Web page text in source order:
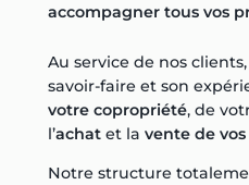
accompagner tous vos
Au service de nos
savoir-faire et son
votre copropriété, de
l’achat et la vente de
Notre structure